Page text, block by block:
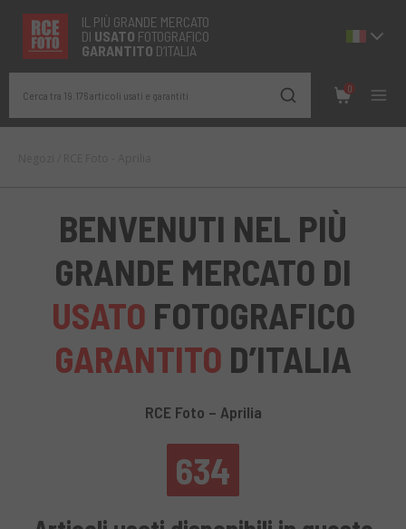
IL PIÙ GRANDE MERCATO
DI USATO FOTOGRAFICO
GARANTITO D’ITALIA
Cerca tra 19.176 articoli usati e garantiti
0
BENVENUTI NEL PIÙ
GRANDE MERCATO DI
USATO FOTOGRAFICO
GARANTITO D’ITALIA
RCE Foto – Aprilia
634